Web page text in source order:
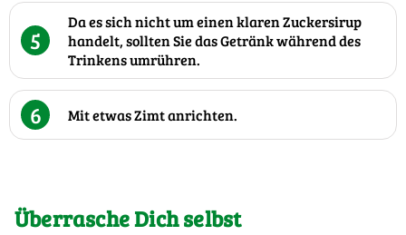
5
Da es sich nicht um einen klaren Zuckersirup
handelt, sollten Sie das Getränk während des
Trinkens umrühren.
6 Mit etwas Zimt anrichten.
Überrasche Dich selbst